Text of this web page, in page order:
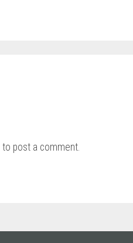
to post a comment.